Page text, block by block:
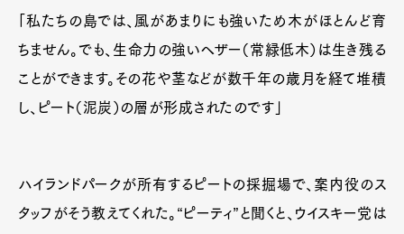
「私たちの島では、風があまりにも強いため木がほとんど育
ちません。でも、生命力の強いヘザー（常緑低木）は生き残る
ことができます。その花や茎などが数千年の歳月を経て堆積
し、ピート（泥炭）の層が形成されたのです」
ハイランドパークが所有するピートの採掘場で、案内役のス
タッフがそう教えてくれた。“ピーティ”と聞くと、ウイスキー党は